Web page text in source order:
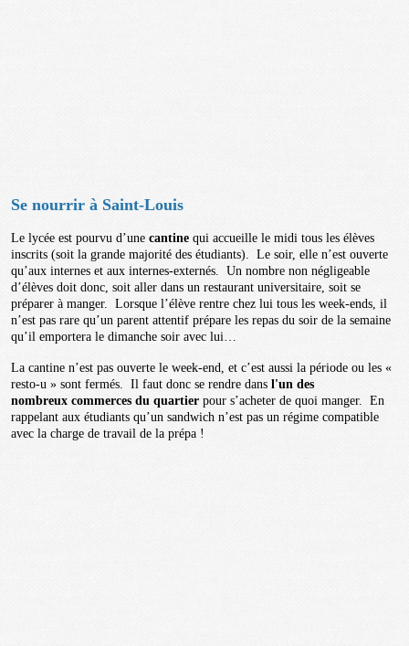
Se nourrir à Saint-Louis
Le lycée est pourvu d’une cantine qui accueille le midi tous les élèves
inscrits (soit la grande majorité des étudiants). Le soir, elle n’est ouverte
qu’aux internes et aux internes-externés. Un nombre non négligeable
d’élèves doit donc, soit aller dans un restaurant universitaire, soit se
préparer à manger. Lorsque l’élève rentre chez lui tous les week-ends, il
n’est pas rare qu’un parent attentif prépare les repas du soir de la semaine
qu’il emportera le dimanche soir avec lui…
La cantine n’est pas ouverte le week-end, et c’est aussi la période ou les «
resto-u » sont fermés. Il faut donc se rendre dans l'un des
nombreux commerces du quartier pour s’acheter de quoi manger. En
rappelant aux étudiants qu’un sandwich n’est pas un régime compatible
avec la charge de travail de la prépa !